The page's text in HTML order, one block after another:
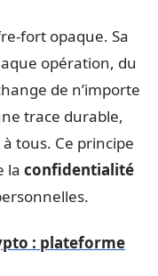
fort opaque. Sa
opération, du
de n’importe
trace durable,
tous. Ce principe
la confidentialité
: plateforme